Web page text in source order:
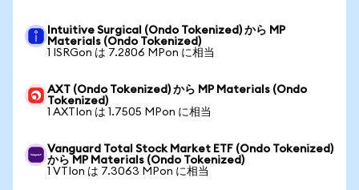
Intuitive Surgical (Ondo Tokenized) から MP
Materials (Ondo Tokenized)
1 ISRGon は 7.2806 MPon に相当
AXT (Ondo Tokenized) から MP Materials (Ondo
Tokenized)
1 AXTIon は 1.7505 MPon に相当
Vanguard Total Stock Market ETF (Ondo Tokenized)
から MP Materials (Ondo Tokenized)
1 VTIon は 7.3063 MPon に相当